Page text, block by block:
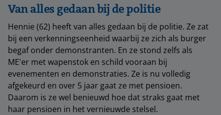
Van alles gedaan bij de politie
Hennie (62) heeft van alles gedaan bij de politie. Ze zat
bij een verkenningseenheid waarbij ze zich als burger
begaf onder demonstranten. En ze stond zelfs als
ME'er met wapenstok en schild vooraan bij
evenementen en demonstraties. Ze is nu volledig
afgekeurd en over 5 jaar gaat ze met pensioen.
Daarom is ze wel benieuwd hoe dat straks gaat met
haar pensioen in het vernieuwde stelsel.